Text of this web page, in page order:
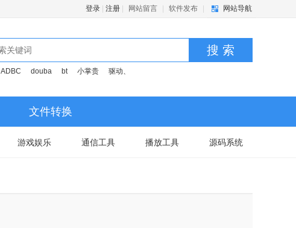
登录 注册 网站留言 软件发布 网站导航
搜 索
ADBC douba bt 小掌贵 驱动、
文件转换
游戏娱乐 通信工具 播放工具 源码系统